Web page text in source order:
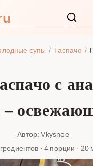
супы Гаспачо
с
–
Автор: Vkysnoe
· 4 порции · 20